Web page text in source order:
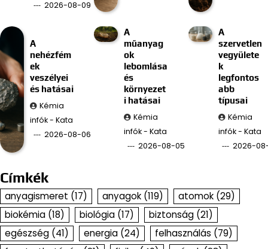
2026-08-09
A
nehézfém
ek
veszélyei
és hatásai
Kémia
infók - Kata
2026-08-06
A
műanyag
ok
lebomlása
és
környezet
i hatásai
Kémia
infók - Kata
2026-08-05
A
szervetlen
vegyülete
k
legfontos
abb
típusai
Kémia
infók - Kata
2026-
Címkék
anyagismeret (17) anyagok (119) atomok (29)
biokémia (18) biológia (17) biztonság (21)
egészség (41) energia (24) felhasználás (79)